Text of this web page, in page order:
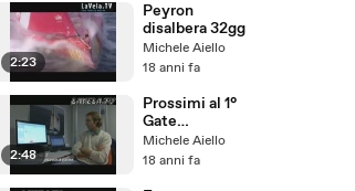
2:23
Peyron
disalbera 32gg
Michele Aiello
18 anni fa
2:48
Prossimi al 1°
Gate
VendeeGlobe
2008
Michele Aiello
18 anni fa